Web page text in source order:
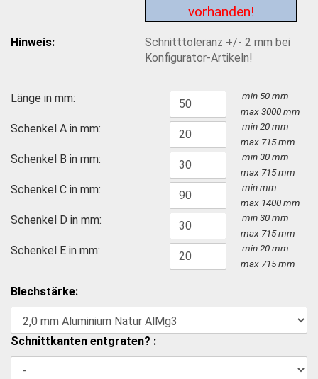
vorhanden!
Hinweis:
Schnitttoleranz +/- 2 mm bei
Konfigurator-Artikeln!
Länge in mm:
min 50 mm
max 3000 mm
Schenkel A in mm: min 20mm
max 715mm
Schenkel B in mm: min30mm
max 715mm
Schenkel C in mm: minmm
max 1400mm
Schenkel D in mm: min30mm
max 715mm
Schenkel E in mm: min 20mm
max 715mm
Blechstärke:
Schnittkanten entgraten? :